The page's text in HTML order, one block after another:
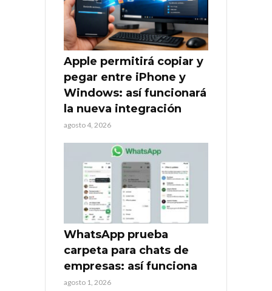
Apple permitirá copiar y
pegar entre iPhone y
Windows: así funcionará
la nueva integración
agosto 4, 2026
WhatsApp prueba
carpeta para chats de
empresas: así funciona
agosto 1, 2026